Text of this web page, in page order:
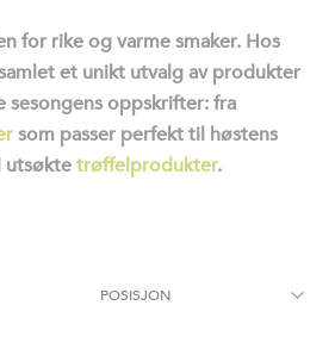
for rike og varme smaker. Hos
et unikt utvalg av produkter
sesongens oppskrifter: fra
som passer perfekt til høstens
utsøktetrøffelprodukter.